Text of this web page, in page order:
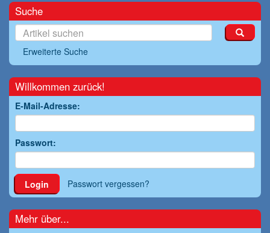
Suche
Erweiterte Suche
Willkommen zurück!
E-Mail-Adresse:
Passwort:
Login Passwort vergessen?
Mehr über...